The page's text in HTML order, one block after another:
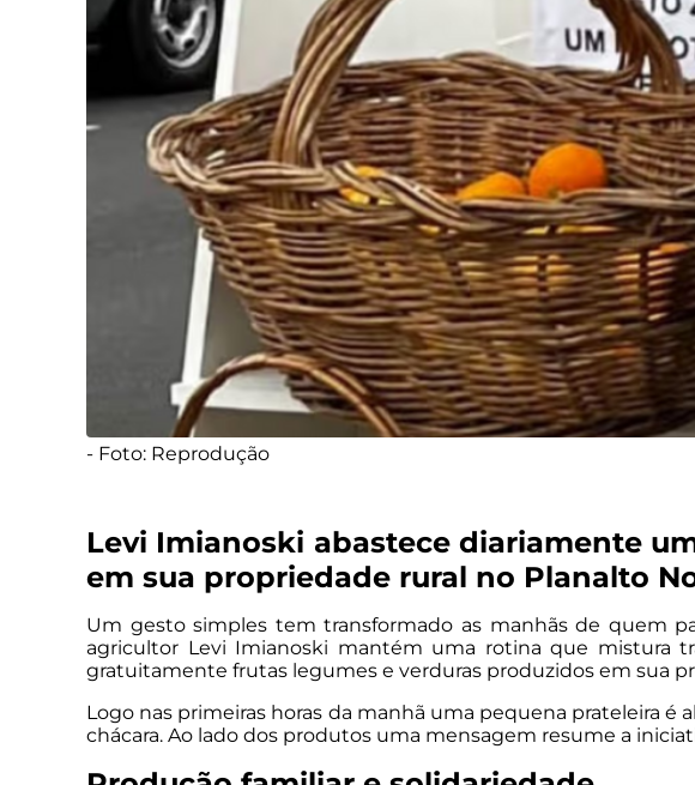
- Foto: Reprodução
Levi Imianoski abastece diariamente
em sua propriedade rural no Planalto
Um gesto simples tem transformado as manhãs de quem
agricultor Levi Imianoski mantém uma rotina que mistura
gratuitamente frutas legumes e verduras produzidos em sua
Logo nas primeiras horas da manhã uma pequena prateleira
chácara. Ao lado dos produtos uma mensagem resume a